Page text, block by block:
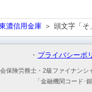
濃信用金庫 頭文字「そ
プライバシーポ
保険労務士・2級ファイナンシ
「金融機関コード･